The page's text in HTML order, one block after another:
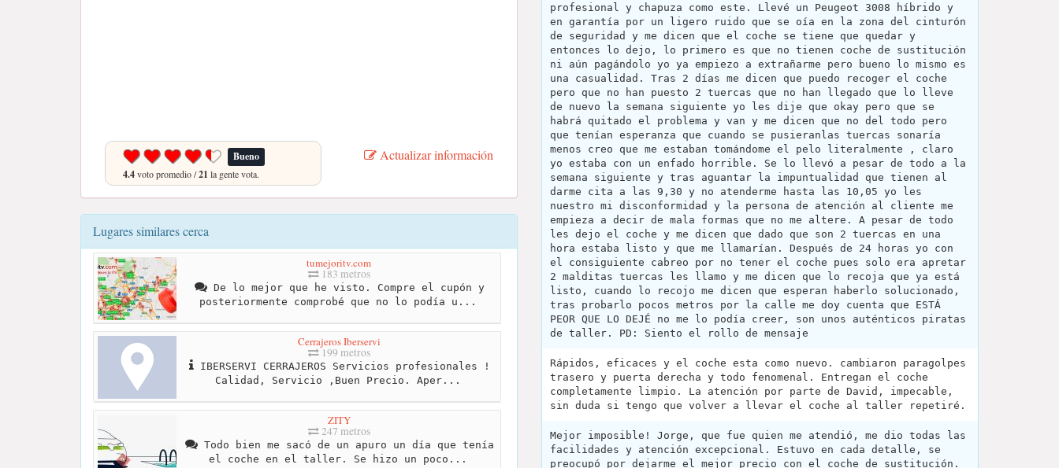
Bueno
4.4voto promedio /21 la gente vota.
Actualizar información
Lugares similares cerca
tumejoritv.com
183 metros
De lo mejor que he visto. Compre el cupón y
posteriormente comprobé que no lo podía u...
Cerrajeros Iberservi
199 metros
IBERSERVI CERRAJEROS Servicios profesionales !
Calidad, Servicio ,Buen Precio. Aper...
ZITY
247 metros
Todo bien me sacó de un apuro un día que tenía
el coche en el taller. Se hizo un poco...
profesional y chapuza como este. Llevé un Peugeot 3008 híbrido y
en garantía por un ligero ruido que se oía en la zona del cinturón
de seguridad y me dicen que el coche se tiene que quedar y
entonces lo dejo, lo primero es que no tienen coche de sustitución
ni aún pagándolo yo ya empiezo a extrañarme pero bueno lo mismo es
una casualidad. Tras 2 días me dicen que puedo recoger el coche
pero que no han puesto 2 tuercas que no han llegado que lo lleve
de nuevo la semana siguiente yo les dije que okay pero que se
habrá quitado el problema y van y me dicen que no del todo pero
que tenían esperanza que cuando se pusieranlas tuercas sonaría
menos creo que me estaban tomándome el pelo literalmente , claro
yo estaba con un enfado horrible. Se lo llevó a pesar de todo a la
semana siguiente y tras aguantar la impuntualidad que tienen al
darme cita a las 9,30 y no atenderme hasta las 10,05 yo les
nuestro mi disconformidad y la persona de atención al cliente me
empieza a decir de mala formas que no me altere. A pesar de todo
les dejo el coche y me dicen que dado que son 2 tuercas en una
hora estaba listo y que me llamarían. Después de 24 horas yo con
el consiguiente cabreo por no tener el coche pues solo era apretar
2 malditas tuercas les llamo y me dicen que lo recoja que ya está
listo, cuando lo recojo me dicen que esperan haberlo solucionado,
tras probarlo pocos metros por la calle me doy cuenta que ESTÁ
PEOR QUE LO DEJÉ no me lo podía creer, son unos auténticos piratas
de taller. PD: Siento el rollo de mensaje
Rápidos, eficaces y el coche esta como nuevo. cambiaron paragolpes
trasero y puerta derecha y todo fenomenal. Entregan el coche
completamente limpio. La atención por parte de David, impecable,
sin duda si tengo que volver a llevar el coche al taller repetiré.
Mejor imposible! Jorge, que fue quien me atendió, me dio todas las
facilidades y atención excepcional. Estuvo en cada detalle, se
preocupó por dejarme el mejor precio con el coche de sustitución.